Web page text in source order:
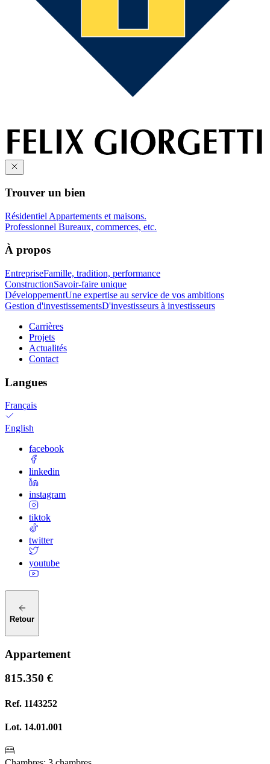
Trouver un bien
Résidentiel Appartements et maisons.
Professionnel Bureaux, commerces, etc.
À propos
EntrepriseFamille, tradition, performance
ConstructionSavoir-faire unique
DéveloppementUne expertise au service de vos ambitions
Gestion d'investissementsD'investisseurs à investisseurs
Carrières
Projets
Actualités
Contact
Langues
Français
English
facebook
linkedin
instagram
tiktok
twitter
youtube
Retour
Appartement
815.350 €
Ref. 1143252
Lot. 14.01.001